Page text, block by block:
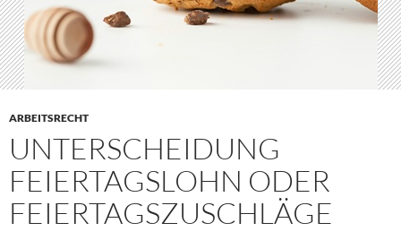
ARBEITSRECHT
UNTERSCHEIDUNG
FEIERTAGSLOHN ODER
FEIERTAGSZUSCHLÄGE